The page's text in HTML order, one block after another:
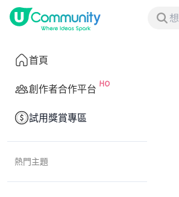
首頁
創作者合作平台
試用獎賞專區
熱門主題